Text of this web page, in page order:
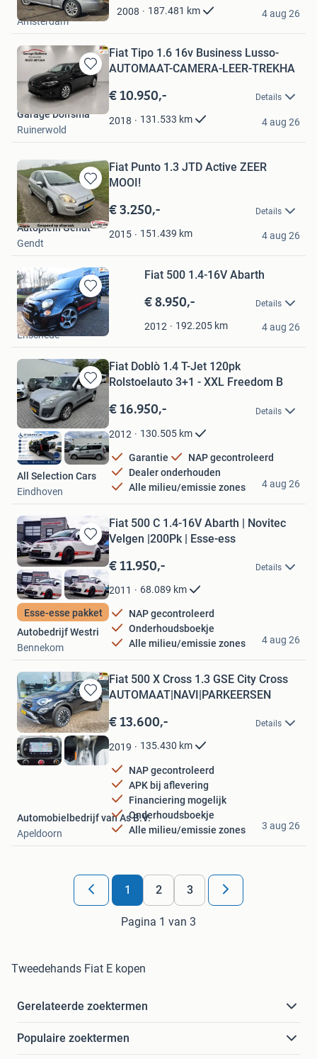
Mijn
Favorieten
2008 187.481 km
David
Amsterdam
4 aug 26
Bewaren
in
Mijn
Favorieten
Fiat Tipo 1.6 16v Business Lusso-
AUTOMAAT-CAMERA-LEER-TREKHA
€ 10.950,- Details
2018 131.533 km
Garage Dolfsma
Ruinerwold
4 aug 26
Bewaren
in
Mijn
Favorieten
Fiat Punto 1.3 JTD Active ZEER
MOOI!
€ 3.250,- Details
2015 151.439 km
Autoplein Gendt
Gendt
4 aug 26
Bewaren
in
Mijn
Favorieten
Fiat 500 1.4-16V Abarth
€ 8.950,- Details
2012 192.205 km
Auto Rutgers
Enschede
4 aug 26
Bewaren
in
Mijn
Favorieten
Fiat Doblò 1.4 T-Jet 120pk
Rolstoelauto 3+1 - XXL Freedom B
€ 16.950,- Details
2012 130.505 km
Garantie
NAP gecontroleerd
Dealer onderhouden
Alle milieu/emissie zones
All Selection Cars
Eindhoven
4 aug 26
Bewaren
in
Mijn
Favorieten
Esse-esse pakket
Fiat 500 C 1.4-16V Abarth | Novitec
Velgen |200Pk | Esse-ess
€ 11.950,- Details
2011 68.089 km
NAP gecontroleerd
Onderhoudsboekje
Alle milieu/emissie zones
Autobedrijf Westri
Bennekom
4 aug 26
Bewaren
in
Mijn
Favorieten
Fiat 500 X Cross 1.3 GSE City Cross
AUTOMAAT|NAVI|PARKEERSEN
€ 13.600,- Details
2019 135.430 km
NAP gecontroleerd
APK bij aflevering
Financiering mogelijk
Onderhoudsboekje
Alle milieu/emissie zones
Automobielbedrijf van As B.V.
Apeldoorn
3 aug 26
1 2 3
Pagina 1 van 3
Tweedehands Fiat E kopen
Gerelateerde zoektermen
Populaire zoektermen